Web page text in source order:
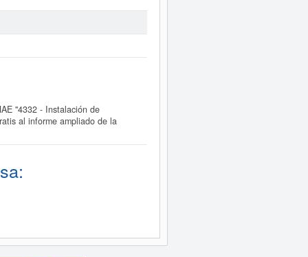
"4332 - Instalación de
al informe ampliado de la